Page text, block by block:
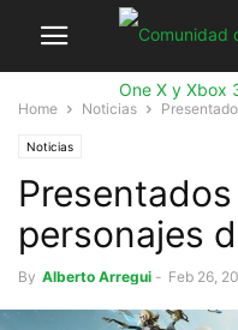
Home Noticias
Noticias
personajes
By Alberto Arregui - Feb 26,